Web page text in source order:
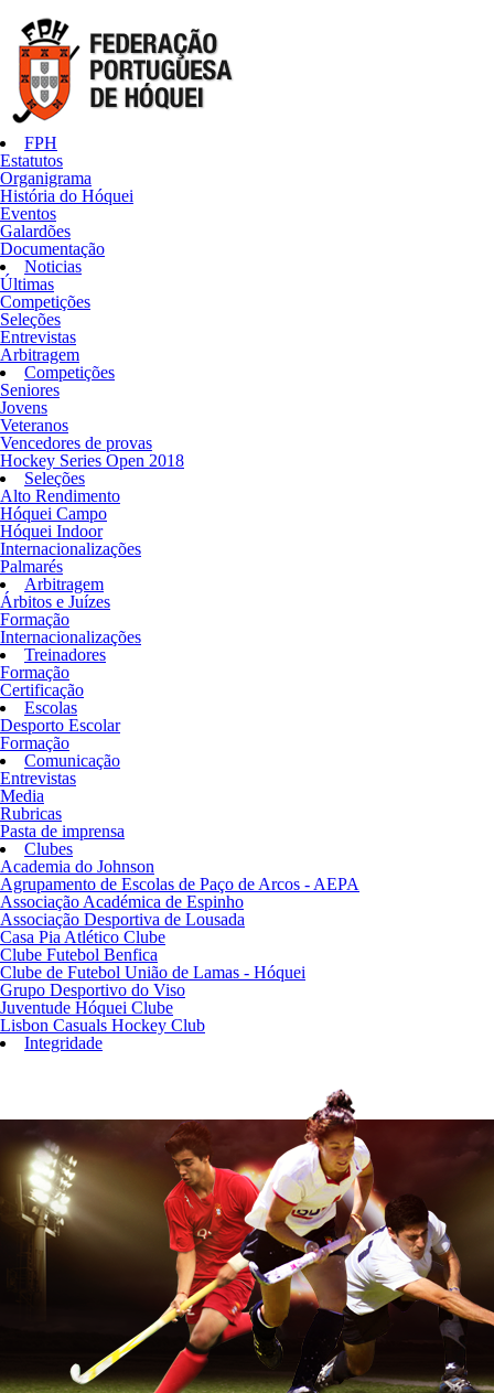
FPH
Estatutos
Organigrama
História do Hóquei
Eventos
Galardões
Documentação
Noticias
Últimas
Competições
Seleções
Entrevistas
Arbitragem
Competições
Seniores
Jovens
Veteranos
Vencedores de provas
Hockey Series Open 2018
Seleções
Alto Rendimento
Hóquei Campo
Hóquei Indoor
Internacionalizações
Palmarés
Arbitragem
Árbitos e Juízes
Formação
Internacionalizações
Treinadores
Formação
Certificação
Escolas
Desporto Escolar
Formação
Comunicação
Entrevistas
Media
Rubricas
Pasta de imprensa
Clubes
Academia do Johnson
Agrupamento de Escolas de Paço de Arcos - AEPA
Associação Académica de Espinho
Associação Desportiva de Lousada
Casa Pia Atlético Clube
Clube Futebol Benfica
Clube de Futebol União de Lamas - Hóquei
Grupo Desportivo do Viso
Juventude Hóquei Clube
Lisbon Casuals Hockey Club
Integridade